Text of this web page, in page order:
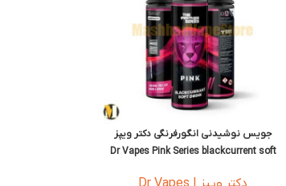
جویس نوشیدنی انگورفرنگی دکتر ویپز
Dr Vapes Pink Series blackcurrent soft